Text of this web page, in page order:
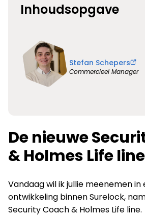
De nieuwe
& Holmes Life
Vandaag wil ik jullie meenemen
ontwikkeling binnen Surelock,
Security Coach & Holmes Life line.
Inhoudsopgave
Stefan Schepers
Commercieel Manager